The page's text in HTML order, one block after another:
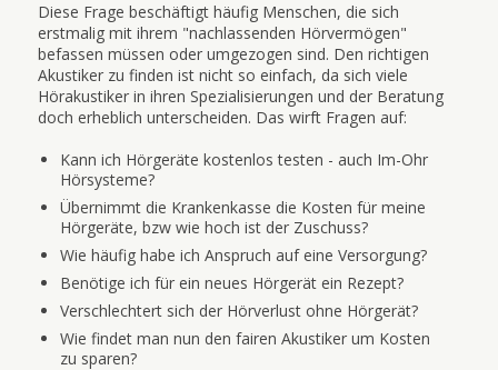
Diese Frage beschäftigt häufig Menschen, die sich
erstmalig mit ihrem "nachlassenden Hörvermögen"
befassen müssen oder umgezogen sind. Den richtigen
Akustiker zu finden ist nicht so einfach, da sich viele
Hörakustiker in ihren Spezialisierungen und der Beratung
doch erheblich unterscheiden. Das wirft Fragen auf:
Kann ich Hörgeräte kostenlos testen - auch Im-Ohr
Hörsysteme?
Übernimmt die Krankenkasse die Kosten für meine
Hörgeräte, bzw wie hoch ist der Zuschuss?
Wie häufig habe ich Anspruch auf eine Versorgung?
Benötige ich für ein neues Hörgerät ein Rezept?
Verschlechtert sich der Hörverlust ohne Hörgerät?
Wie findet man nun den fairen Akustiker um Kosten
zu sparen?